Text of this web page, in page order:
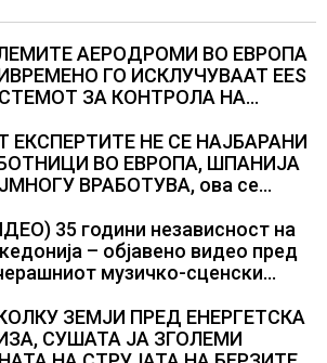
АЕРОДРОМИ ВО ЕВРОПА
ГО ИСКЛУЧУВААТ ЕЕS
ЗА КОНТРОЛА НА
протокот на патници на
и предизвикува долги
ЕКСПЕРТИТЕ НЕ СЕ НАЈБАРАНИ
ВО ЕВРОПА, ШПАНИЈА
ВРАБОТУВА, oва се
35 години независност на
– објавено видео пред
музичко-сценски
ЗЕМЈИ ПРЕД ЕНЕРГЕТСКА
СУШАТА ЈА ЗГОЛЕМИ